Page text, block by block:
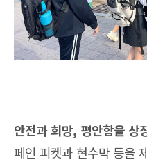
안전과 희망, 평안함을
페인 피켓과 현수막 등을